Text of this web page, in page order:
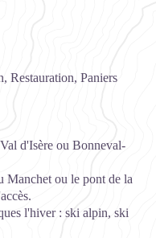
Restauration, Paniers
d'Isère ou Bonneval-
Manchet ou le pont de la
l'hiver : ski alpin, ski